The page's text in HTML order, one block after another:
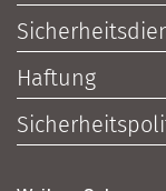
Haftung